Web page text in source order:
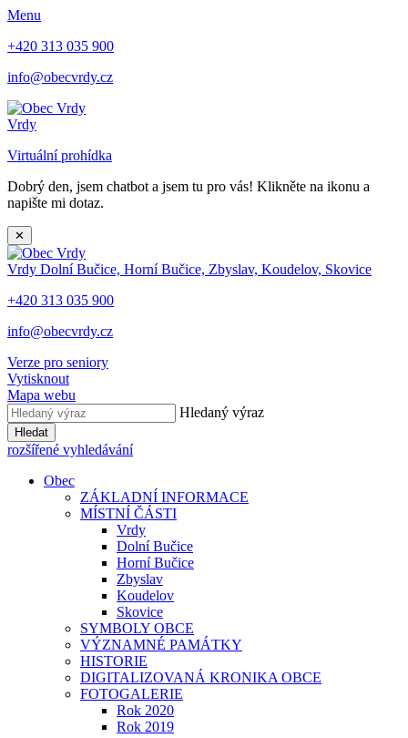
Menu
+420 313 035 900
info@obecvrdy.cz
Vrdy
Virtuální prohídka
Dobrý den, jsem chatbot a jsem tu pro vás! Klikněte na ikonu a
napište mi dotaz.
✕
Vrdy Dolní Bučice, Horní Bučice, Zbyslav, Koudelov, Skovice
+420 313 035 900
info@obecvrdy.cz
Verze pro seniory
Vytisknout
Mapa webu
Hledaný výraz
Hledat
rozšířené vyhledávání
Obec
ZÁKLADNÍ INFORMACE
MÍSTNÍ ČÁSTI
Vrdy
Dolní Bučice
Horní Bučice
Zbyslav
Koudelov
Skovice
SYMBOLY OBCE
VÝZNAMNÉ PAMÁTKY
HISTORIE
DIGITALIZOVANÁ KRONIKA OBCE
FOTOGALERIE
Rok 2020
Rok 2019